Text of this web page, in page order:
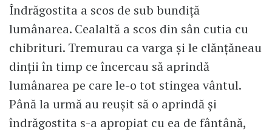
Îndrăgostita a scos de sub bundiță
lumânarea. Cealaltă a scos din sân cutia cu
chibrituri. Tremurau ca varga și le clănțăneau
dinții în timp ce încercau să aprindă
lumânarea pe care le-o tot stingea vântul.
Până la urmă au reușit să o aprindă și
îndrăgostita s-a apropiat cu ea de fântână,